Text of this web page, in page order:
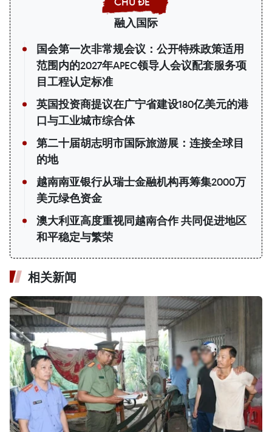
融入国际
国会第一次非常规会议：公开特殊政策适用
范围内的2027年APEC领导人会议配套服务项
目工程认定标准
英国投资商提议在广宁省建设180亿美元的港
口与工业城市综合体
第二十届胡志明市国际旅游展：连接全球目
的地
越南南亚银行从瑞士金融机构再筹集2000万
美元绿色资金
澳大利亚高度重视同越南合作 共同促进地区
和平稳定与繁荣
相关新闻